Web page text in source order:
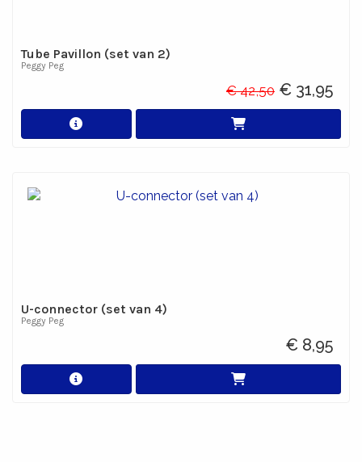
Tube Pavillon (set van 2)
Peggy Peg
€ 42,50 € 31,95
U-connector (set van 4)
Peggy Peg
€ 8,95